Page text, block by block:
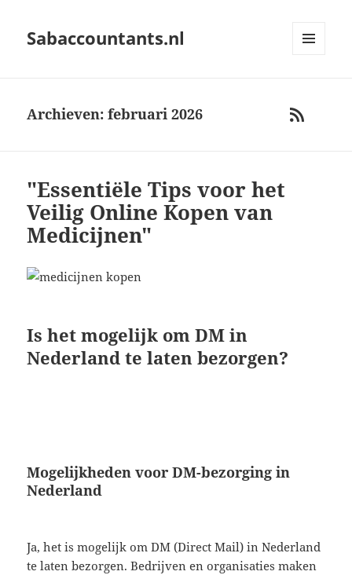
Sabaccountants.nl
RSS
Archieven: februari 2026
"Essentiële Tips voor het
Veilig Online Kopen van
Medicijnen"
Is het mogelijk om DM in
Nederland te laten bezorgen?
Mogelijkheden voor DM-bezorging in
Nederland
Ja, het is mogelijk om DM (Direct Mail) in Nederland
te laten bezorgen. Bedrijven en organisaties maken